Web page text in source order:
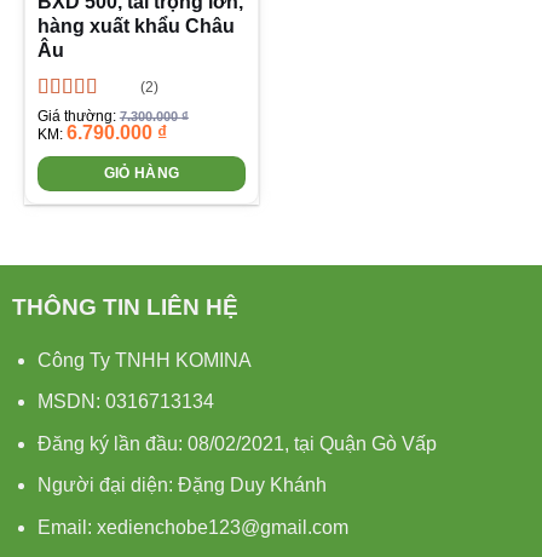
hàng xuất khẩu Châu
Âu
Được xếp
hạng4.50
5 sao
(2)
Giá thường:7.300.000₫
KM: 6.790.000 ₫
GIỎ HÀNG
THÔNG TIN LIÊN HỆ
Công Ty TNHH KOMINA
MSDN: 0316713134
Đăng ký lần đầu: 08/02/2021, tại Quận Gò Vấp
Người đại diện: Đặng Duy Khánh
Email: xedienchobe123@gmail.com